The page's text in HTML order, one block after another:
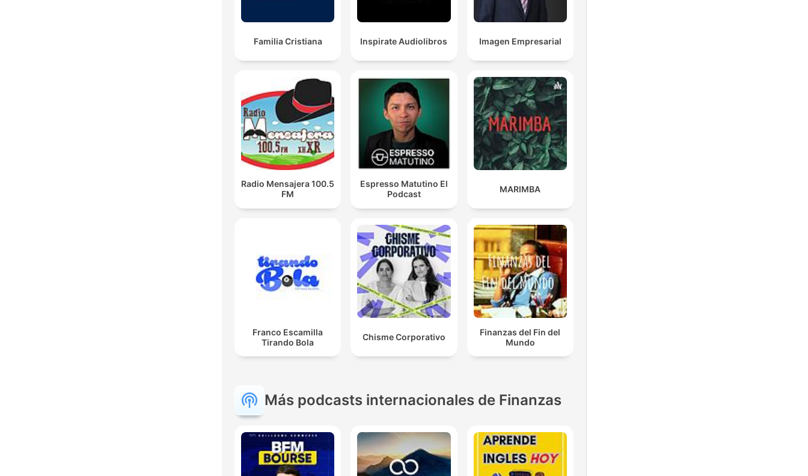
Familia Cristiana Inspirate Audiolibros Imagen Empresarial
Radio Mensajera 100.5
FM
Espresso Matutino El
Podcast
MARIMBA
Franco Escamilla
Tirando Bola
Chisme Corporativo
Finanzas del Fin del
Mundo
Más podcasts internacionales de Finanzas